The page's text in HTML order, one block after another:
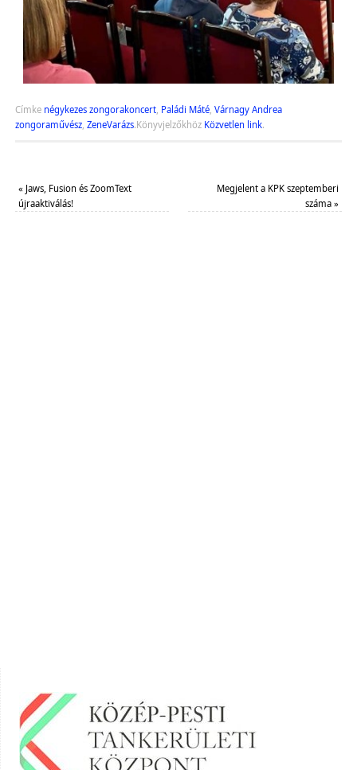
Címke négykezes zongorakoncert, Paládi Máté, Várnagy Andrea
zongoraművész, ZeneVarázs.Könyvjelzőkhöz Közvetlen link.
« Jaws, Fusion és ZoomText
újraaktiválás!
Megjelent a KPK szeptemberi
száma»